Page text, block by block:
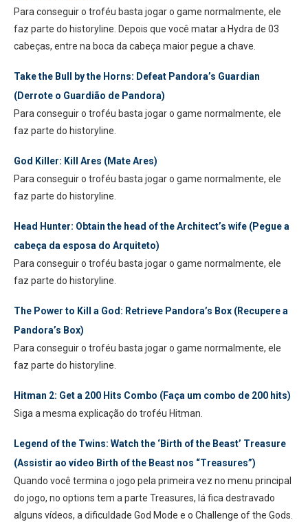
Para conseguir o troféu basta jogar o game normalmente, ele
faz parte do historyline. Depois que você matar a Hydra de 03
cabeças, entre na boca da cabeça maior pegue a chave.
Take the Bull by the Horns: Defeat Pandora’s Guardian
(Derrote o Guardião de Pandora)
Para conseguir o troféu basta jogar o game normalmente, ele
faz parte do historyline.
God Killer: Kill Ares (Mate Ares)
Para conseguir o troféu basta jogar o game normalmente, ele
faz parte do historyline.
Head Hunter: Obtain the head of the Architect’s wife (Pegue a
cabeça da esposa do Arquiteto)
Para conseguir o troféu basta jogar o game normalmente, ele
faz parte do historyline.
The Power to Kill a God: Retrieve Pandora’s Box (Recupere a
Pandora’s Box)
Para conseguir o troféu basta jogar o game normalmente, ele
faz parte do historyline.
Hitman 2: Get a 200 Hits Combo (Faça um combo de 200 hits)
Siga a mesma explicação do troféu Hitman.
Legend of the Twins: Watch the ‘Birth of the Beast’ Treasure
(Assistir ao vídeo Birth of the Beast nos “Treasures”)
Quando você termina o jogo pela primeira vez no menu principal
do jogo, no options tem a parte Treasures, lá fica destravado
alguns vídeos, a dificuldade God Mode e o Challenge of the Gods.